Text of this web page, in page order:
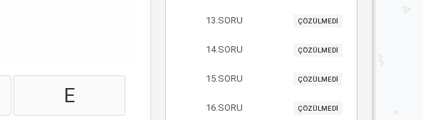
E
13.SORU ÇÖZÜLMEDİ
14.SORU ÇÖZÜLMEDİ
15.SORU ÇÖZÜLMEDİ
16.SORU ÇÖZÜLMEDİ